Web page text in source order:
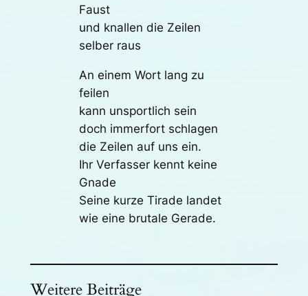
Faust
und knallen die Zeilen
selber raus
An einem Wort lang zu
feilen
kann unsportlich sein
doch immerfort schlagen
die Zeilen auf uns ein.
Ihr Verfasser kennt keine
Gnade
Seine kurze Tirade landet
wie eine brutale Gerade.
Weitere Beiträge